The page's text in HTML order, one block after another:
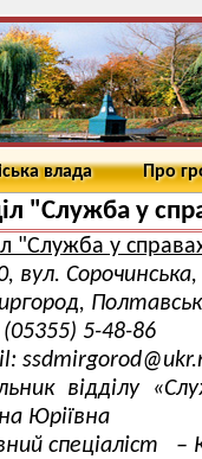
влада Про
"Cлужба у
"Служба у
вул.
5-48-86
відділу
Юріївна
спеціаліст –